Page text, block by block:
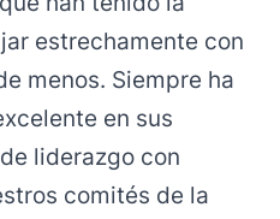
estrechamente con
menos. Siempre ha
en sus
liderazgo con
comités de la